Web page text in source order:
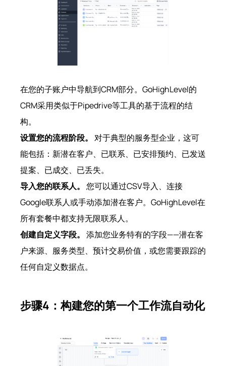
在您的子账户中导航到CRM部分。GoHighLevel的
CRM采用类似于Pipedrive等工具的基于流程的结
构。
设置您的流程阶段。 对于典型的服务型企业，这可
能包括：新潜在客户、已联系、已安排预约、已发送
提案、已成交、已丢失。
导入您的联系人。 您可以通过CSV导入、连接
Google联系人或手动添加潜在客户。GoHighLevel在
所有套餐中都支持无限联系人。
创建自定义字段。 添加您业务特有的字段——潜在客
户来源、服务类型、预计交易价值，或您需要跟踪的
任何自定义数据点。
步骤4：构建您的第一个工作流自动化